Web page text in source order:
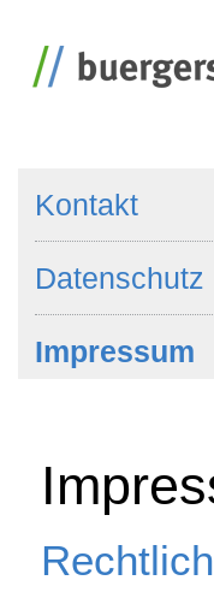
Kontakt
Datenschutz
Impressum